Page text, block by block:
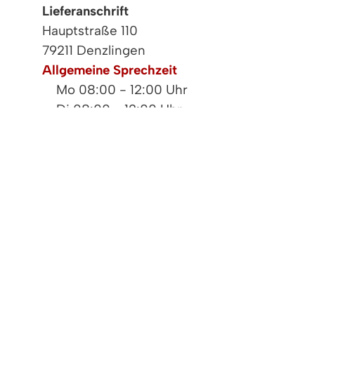
Lieferanschrift
Hauptstraße 110
79211 Denzlingen
Allgemeine Sprechzeit
Mo 08:00 - 12:00 Uhr
Di 08:00 - 12:00 Uhr